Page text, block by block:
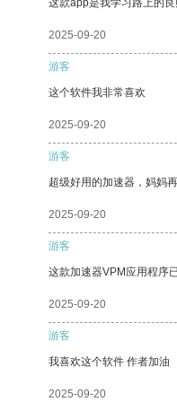
这款app是我学习路上的
2025-09-20
游客
这个软件我非常喜欢
2025-09-20
游客
超级好用的加速器，妈妈
2025-09-20
游客
这款加速器VPM应用程序
2025-09-20
游客
我喜欢这个软件 作者加油
2025-09-20